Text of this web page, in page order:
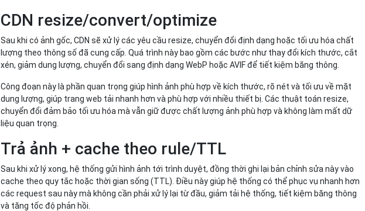
CDN resize/convert/optimize
Sau khi có ảnh gốc, CDN sẽ xử lý các yêu cầu resize, chuyển đổi định dạng hoặc tối ưu hóa chất
lượng theo thông số đã cung cấp. Quá trình này bao gồm các bước như thay đổi kích thước, cắt
xén, giảm dung lượng, chuyển đổi sang định dạng WebP hoặc AVIF để tiết kiệm băng thông.
Công đoạn này là phần quan trọng giúp hình ảnh phù hợp về kích thước, rõ nét và tối ưu về mặt
dung lượng, giúp trang web tải nhanh hơn và phù hợp với nhiều thiết bị. Các thuật toán resize,
chuyển đổi đảm bảo tối ưu hóa mà vẫn giữ được chất lượng ảnh phù hợp và không làm mất dữ
liệu quan trọng.
Trả ảnh + cache theo rule/TTL
Sau khi xử lý xong, hệ thống gửi hình ảnh tới trình duyệt, đồng thời ghi lại bản chỉnh sửa này vào
cache theo quy tắc hoặc thời gian sống (TTL). Điều này giúp hệ thống có thể phục vụ nhanh hơn
các request sau này mà không cần phải xử lý lại từ đầu, giảm tải hệ thống, tiết kiệm băng thông
và tăng tốc độ phản hồi.